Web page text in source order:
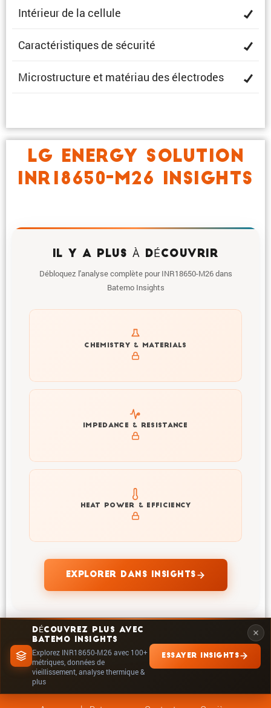
DÉCOUVREZ PLUS AVEC
BATEMO INSIGHTS
Explorez INR18650-M26 avec 100+
métriques, données de
vieillissement, analyse thermique &
plus
ESSAYER INSIGHTS
Intérieur de la cellule
Carac­té­ris­tiques de sécurité
Micro­struc­ture et matériau des électrodes
LG ENERGY SOLUTION
INR18650-M26 INSIGHTS
IL Y A PLUS À DÉCOUVRIR
Débloquez l'analyse complète pour INR18650-M26 dans
Batemo Insights
CHEMISTRY & MATERIALS
Get to know active materials for the INR18650-M26
IMPEDANCE & RESISTANCE
Explore impedance spectrum and DCIR (SOC, T) of
INR18650-M26
HEAT POWER & EFFICIENCY
Explore heat generation and cell efficiency at different
temperatures and powers of INR18650-M26
EXPLORER DANS INSIGHTS